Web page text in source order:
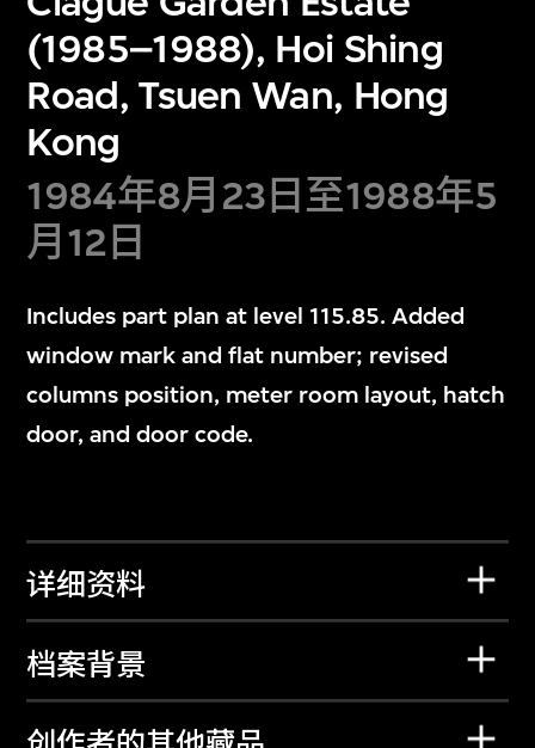
(1985–1988), Hoi Shing
Road, Tsuen Wan, Hong
Kong
1984年8月23日至1988年5
月12日
Includes part plan at level 115.85. Added
window mark and flat number; revised
columns position, meter room layout, hatch
door, and door code.
详细资料
档案背景